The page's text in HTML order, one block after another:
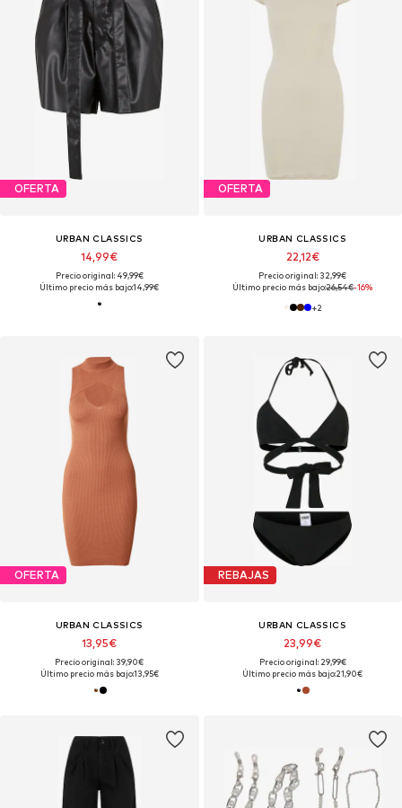
OFERTA
URBAN CLASSICS
14,99€
Precio original: 49,99€
Último precio más bajo:14,99€
OFERTA
URBAN CLASSICS
22,12€
Precio original: 32,99€
Último precio más bajo:26,54€-16%
+2
OFERTA
URBAN CLASSICS
13,95€
Precio original: 39,90€
Último precio más bajo:13,95€
REBAJAS
URBAN CLASSICS
23,99€
Precio original: 29,99€
Último precio más bajo:21,90€